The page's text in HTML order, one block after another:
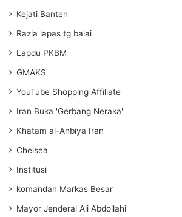
Kejati Banten
Razia lapas tg balai
Lapdu PKBM
GMAKS
YouTube Shopping Affiliate
Iran Buka 'Gerbang Neraka'
Khatam al-Anbiya Iran
Chelsea
Institusi
komandan Markas Besar
Mayor Jenderal Ali Abdollahi